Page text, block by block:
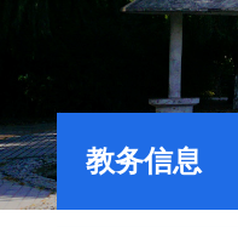
教务信息